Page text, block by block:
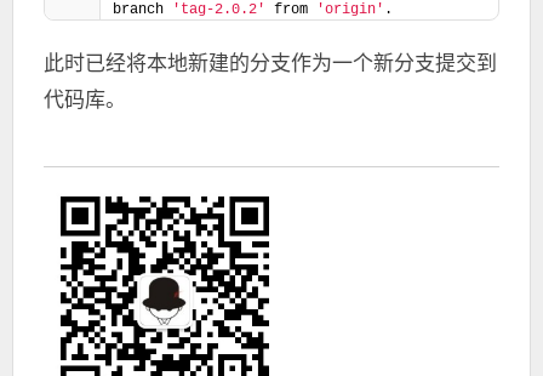
branch
'tag-2.0.2' from 'origin' .
此时已经将本地新建的分支作为一个新分支提交到
代码库。